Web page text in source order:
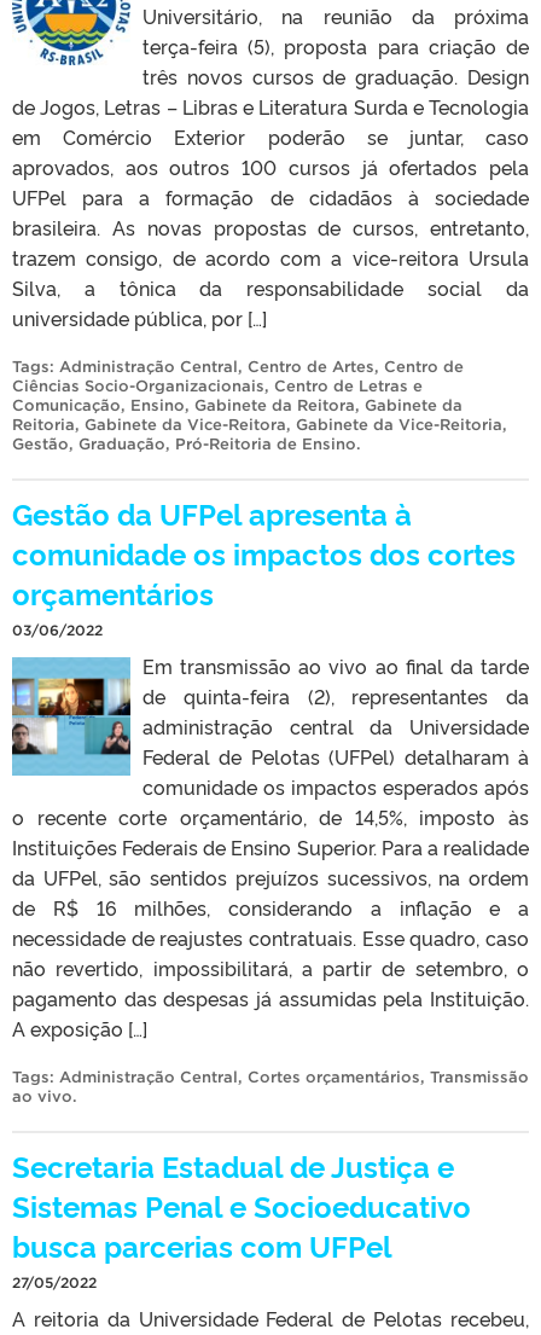
Universitário, na reunião da próxima
terça-feira (5), proposta para criação de
três novos cursos de graduação. Design
de Jogos, Letras – Libras e Literatura Surda e Tecnologia
em Comércio Exterior poderão se juntar, caso
aprovados, aos outros 100 cursos já ofertados pela
UFPel para a formação de cidadãos à sociedade
brasileira. As novas propostas de cursos, entretanto,
trazem consigo, de acordo com a vice-reitora Ursula
Silva, a tônica da responsabilidade social da
universidade pública, por […]
Tags: Administração Central, Centro de Artes, Centro de
Ciências Socio-Organizacionais, Centro de Letras e
Comunicação, Ensino, Gabinete da Reitora, Gabinete da
Reitoria, Gabinete da Vice-Reitora, Gabinete da Vice-Reitoria,
Gestão, Graduação, Pró-Reitoria de Ensino.
Gestão da UFPel apresenta à
comunidade os impactos dos cortes
orçamentários
03/06/2022
Em transmissão ao vivo ao final da tarde
de quinta-feira (2), representantes da
administração central da Universidade
Federal de Pelotas (UFPel) detalharam à
comunidade os impactos esperados após
o recente corte orçamentário, de 14,5%, imposto às
Instituições Federais de Ensino Superior. Para a realidade
da UFPel, são sentidos prejuízos sucessivos, na ordem
de R$ 16 milhões, considerando a inflação e a
necessidade de reajustes contratuais. Esse quadro, caso
não revertido, impossibilitará, a partir de setembro, o
pagamento das despesas já assumidas pela Instituição.
A exposição […]
Tags: Administração Central, Cortes orçamentários, Transmissão
ao vivo.
Secretaria Estadual de Justiça e
Sistemas Penal e Socioeducativo
busca parcerias com UFPel
27/05/2022
A reitoria da Universidade Federal de Pelotas recebeu,